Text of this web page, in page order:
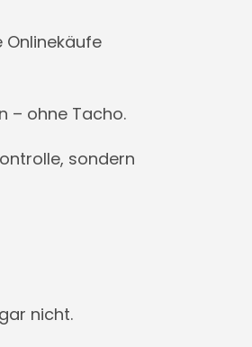
Onlinekäufe
– ohne Tacho.
sondern
nicht.